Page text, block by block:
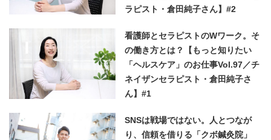
ラピスト・倉田純子さん】#2
看護師とセラピストのWワーク。そ
の働き方とは？【もっと知りたい
「ヘルスケア」のお仕事Vol.97／チ
ネイザンセラピスト・倉田純子さ
ん】#1
SNSは戦場ではない。人とつなが
り、信頼を借りる「クボ鍼灸院」